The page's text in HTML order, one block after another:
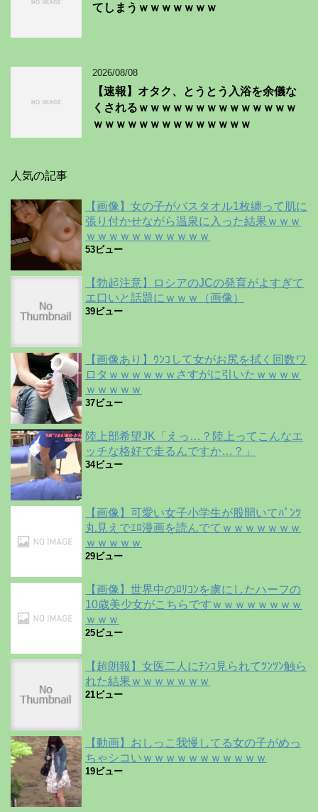
てしまうｗｗｗｗｗｗｗ
2026/08/08
【速報】オタク、とうとう入浴を余儀な
くされるｗｗｗｗｗｗｗｗｗｗｗｗｗｗ
ｗｗｗｗｗｗｗｗｗｗｗｗｗｗ
人気の記事
【画像】女の子がバスタオル1枚纏って肌に
張り付かせながら温泉に入った結果ｗｗｗ
ｗｗｗｗｗｗｗｗｗｗｗ
53ビュー
【勃起注意】ロシアのJCの発育がよすぎて
エ口いと話題にｗｗｗ（画像）
39ビュー
【画像あり】ｳﾝｺして女がお尻を拭く回数ワ
ロタｗｗｗｗｗｗさすがに引いたｗｗｗｗ
ｗｗｗｗｗ
37ビュー
陸上部希望JK「えっ…？陸上ってこんなエ
ッチな格好で走るんですか…？」
34ビュー
【画像】可愛い女子小学生が股開いてﾊﾟﾝﾂ
丸見えでｴﾛ漫画を読んでてｗｗｗｗｗｗｗ
ｗｗｗｗｗ
29ビュー
【画像】世界中のﾛﾘｺﾝを虜にしたハーフの
10歳美少女がこちらですｗｗｗｗｗｗｗｗ
ｗｗｗ
25ビュー
【超朗報】女医二人にﾁﾝｺ見られてﾂﾝﾂﾝ触ら
れた結果ｗｗｗｗｗｗｗ
21ビュー
【動画】おしっこ我慢してる女の子がめっ
ちゃシコいｗｗｗｗｗｗｗｗｗｗｗ
19ビュー